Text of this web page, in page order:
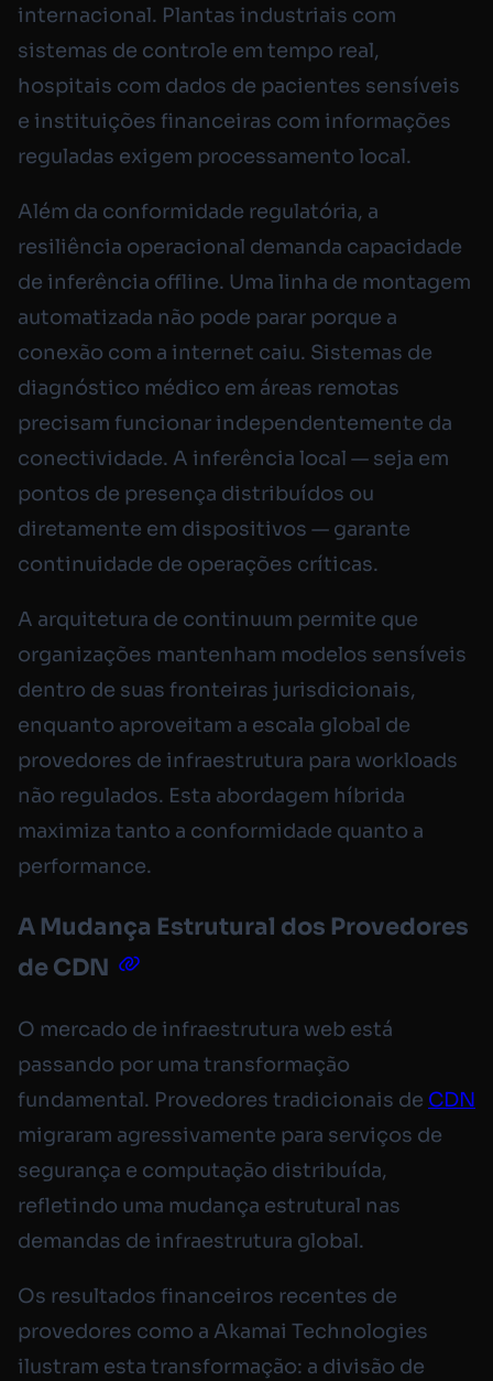
internacional. Plantas industriais com
sistemas de controle em tempo real,
hospitais com dados de pacientes sensíveis
e instituições financeiras com informações
reguladas exigem processamento local.
Além da conformidade regulatória, a
resiliência operacional demanda capacidade
de inferência offline. Uma linha de montagem
automatizada não pode parar porque a
conexão com a internet caiu. Sistemas de
diagnóstico médico em áreas remotas
precisam funcionar independentemente da
conectividade. A inferência local — seja em
pontos de presença distribuídos ou
diretamente em dispositivos — garante
continuidade de operações críticas.
A arquitetura de continuum permite que
organizações mantenham modelos sensíveis
dentro de suas fronteiras jurisdicionais,
enquanto aproveitam a escala global de
provedores de infraestrutura para workloads
não regulados. Esta abordagem híbrida
maximiza tanto a conformidade quanto a
performance.
A Mudança Estrutural dos Provedores
de CDN
O mercado de infraestrutura web está
passando por uma transformação
fundamental. Provedores tradicionais de CDN
migraram agressivamente para serviços de
segurança e computação distribuída,
refletindo uma mudança estrutural nas
demandas de infraestrutura global.
Os resultados financeiros recentes de
provedores como a Akamai Technologies
ilustram esta transformação: a divisão de